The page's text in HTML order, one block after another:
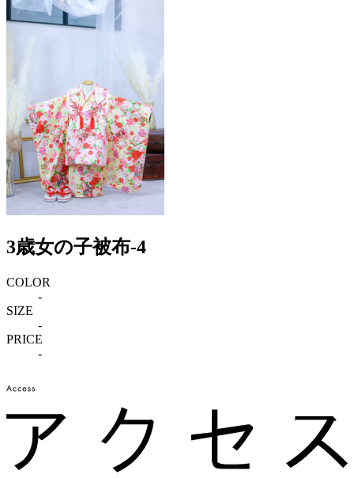
3歳女の子被布-4
COLOR
-
SIZE
-
PRICE
-